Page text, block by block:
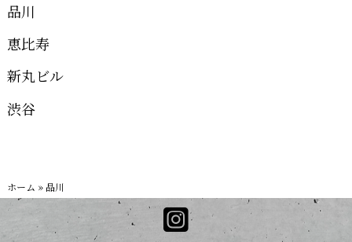
品川
恵比寿
新丸ビル
渋谷
ホーム » 品川